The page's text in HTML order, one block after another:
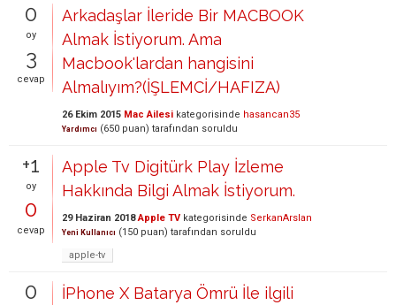
0
oy
3
cevap
Arkadaşlar İleride Bir MACBOOK
Almak İstiyorum. Ama
Macbook'lardan hangisini
Almalıyım?(İŞLEMCİ/HAFIZA)
26 Ekim 2015 Mac Ailesi kategorisinde hasancan35
Yardımcı (650 puan) tarafından soruldu
+1
oy
0
cevap
Apple Tv Digitürk Play İzleme
Hakkında Bilgi Almak İstiyorum.
29 Haziran 2018 Apple TV kategorisinde SerkanArslan
Yeni Kullanıcı (150 puan) tarafından soruldu
apple-tv
0
İPhone X Batarya Ömrü İle ilgili